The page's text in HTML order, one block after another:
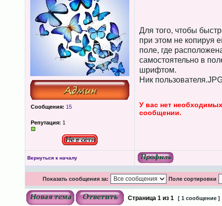
Сообщения: 15
Репутация: 1
Для того, чтобы
при этом не копируя
поле, где
самостоятельно в
шрифтом.
Ник
У вас нет
сообщении.
Вернуться к началу
Показать сообщения за: Поле сортировки
Страница 1из 1 [ 1 сообщение ]